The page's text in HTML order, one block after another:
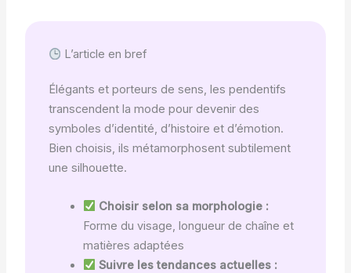
L’article en bref
Élégants et porteurs de sens, les pendentifs
transcendent la mode pour devenir des
symboles d’identité, d’histoire et d’émotion.
Bien choisis, ils métamorphosent subtilement
une silhouette.
Choisir selon sa morphologie :
Forme du visage, longueur de chaîne et
matières adaptées
Suivre les tendances actuelles :